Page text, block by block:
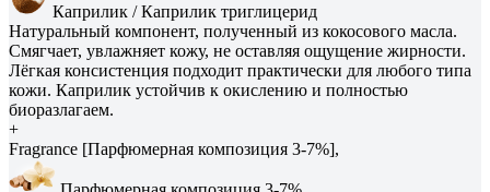
Каприлик / Каприлик триглицерид
Натуральный компонент, полученный из кокосового масла.
Смягчает, увлажняет кожу, не оставляя ощущение жирности.
Лёгкая консистенция подходит практически для любого типа
кожи. Каприлик устойчив к окислению и полностью
биоразлагаем.
+
Fragrance [Парфюмерная композиция 3-7%],